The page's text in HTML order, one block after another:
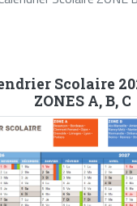
Scolaire
ZONES A, B, C